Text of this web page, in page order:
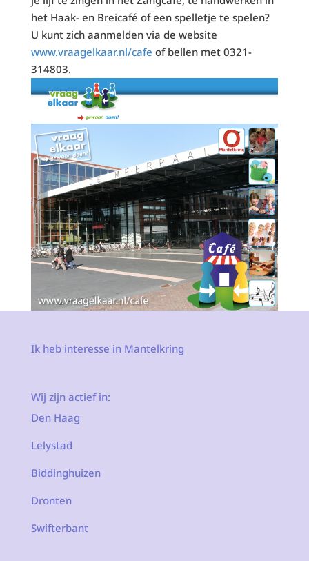
het Haak- en Breicafé of een spelletje te spelen?
U kunt zich aanmelden via de website
www.vraagelkaar.nl/cafe of bellen met 0321-
314803.
Ik heb interesse in Mantelkring
Wij zijn actief in:
Den Haag
Lelystad
Biddinghuizen
Dronten
Swifterbant